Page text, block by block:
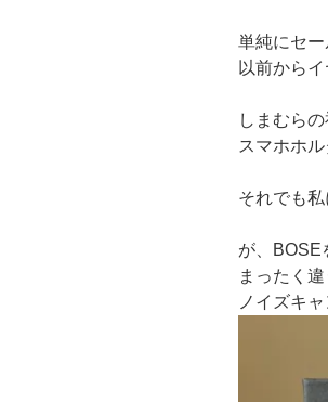
単純にセー
以前から
しまむら
スマホホ
それでも
が、BOSE
まったく違
ノイズキ